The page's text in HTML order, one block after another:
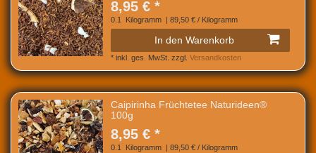
8,95 € *
0.1 Kilogramm | 89,50 € / Kilogramm
In den Warenkorb
* inkl. ges. MwSt. zzgl. Versandkosten
Caipirinha Früchtetee Naturideen®
100g
8,95 € *
0.1 Kilogramm | 89,50 € / Kilogramm